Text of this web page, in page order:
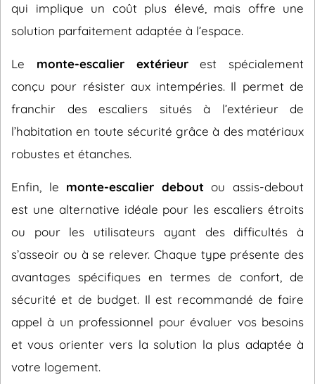
qui implique un coût plus élevé, mais offre une
solution parfaitement adaptée à l’espace.
Le monte-escalier extérieurest spécialement
conçu pour résister aux intempéries. Il permet de
franchir des escaliers situés à l’extérieur de
l’habitation en toute sécurité grâce à des matériaux
robustes et étanches.
Enfin, le monte-escalier debout ou assis-debout
est une alternative idéale pour les escaliers étroits
ou pour les utilisateurs ayant des difficultés à
s’asseoir ou à se relever. Chaque type présente des
avantages spécifiques en termes de confort, de
sécurité et de budget. Il est recommandé de faire
appel à un professionnel pour évaluer vos besoins
et vous orienter vers la solution la plus adaptée à
votre logement.